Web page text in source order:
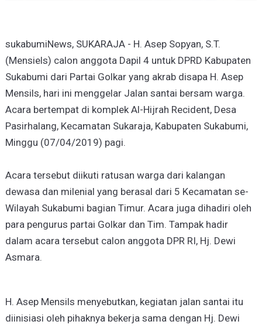
sukabumiNews, SUKARAJA - H. Asep Sopyan, S.T.
(Mensiels) calon anggota Dapil 4 untuk DPRD Kabupaten
Sukabumi dari Partai Golkar yang akrab disapa H. Asep
Mensils, hari ini menggelar Jalan santai bersam warga.
Acara bertempat di komplek Al-Hijrah Recident, Desa
Pasirhalang, Kecamatan Sukaraja, Kabupaten Sukabumi,
Minggu (07/04/2019) pagi.
Acara tersebut diikuti ratusan warga dari kalangan
dewasa dan milenial yang berasal dari 5 Kecamatan se-
Wilayah Sukabumi bagian Timur. Acara juga dihadiri oleh
para pengurus partai Golkar dan Tim. Tampak hadir
dalam acara tersebut calon anggota DPR RI, Hj. Dewi
Asmara.
H. Asep Mensils menyebutkan, kegiatan jalan santai itu
diinisiasi oleh pihaknya bekerja sama dengan Hj. Dewi